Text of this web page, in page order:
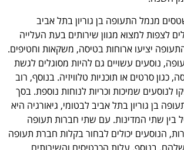
מנמל התעופה בן גוריון בתל אביב
לצפות למצוא מגוון שירותים בעת העלייה
יציעו ארוחות בטיסה, משקאות וחטיפים.
נוסעים עשויים גם להיות מסוגלים לגשת
כגון סרטים או תוכניות טלוויזיה. בנוסף, רוב
לנוסעים שמיכות וכריות לנוחות נוספת. בסך
בן גוריון בתל אביב לבטומי, גיאורגיה היא
בין שתי המדינות. עם שתי חברות תעופה
הנוסעים יכולים לבחור בקלות חברת תעופה